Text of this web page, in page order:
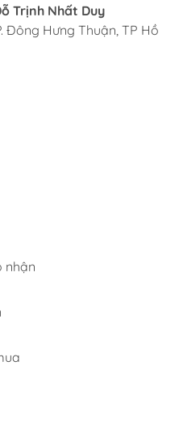
Trịnh Nhất Duy
Đông Hưng Thuận, TP Hồ
nhận